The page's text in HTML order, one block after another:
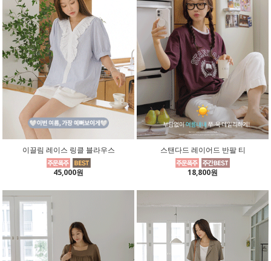
이끌림 레이스 링클 블라우스
45,000원
스탠다드 레이어드 반팔 티
18,800원